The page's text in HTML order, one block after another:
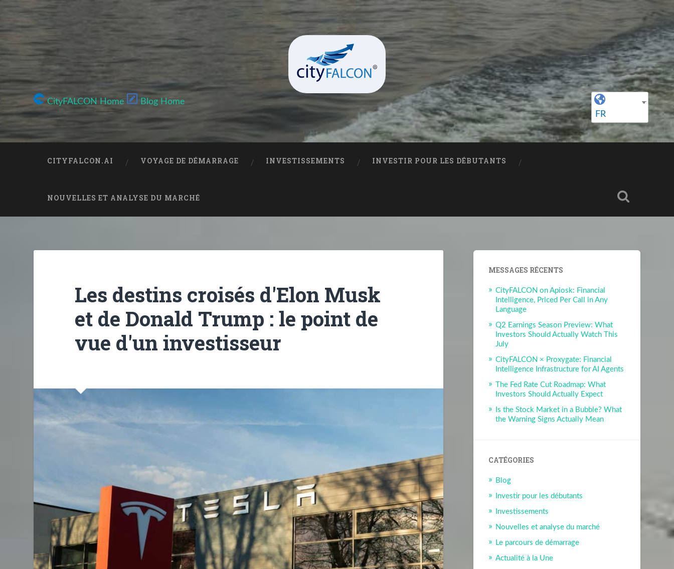
CityFALCON Home
Blog Home
FR
CITYFALCON.AI VOYAGE DE DÉMARRAGE INVESTISSEMENTS INVESTIR POUR LES DÉBUTANTS
NOUVELLES ET ANALYSE DU MARCHÉ
Les destins croisés d'Elon Musk
et de Donald Trump : le point de
vue d'un investisseur
MESSAGES RÉCENTS
CityFALCON on Apiosk: Financial
Intelligence, Priced Per Call in Any
Language
Q2 Earnings Season Preview: What
Investors Should Actually Watch This
July
CityFALCON × Proxygate: Financial
Intelligence Infrastructure for AI Agents
The Fed Rate Cut Roadmap: What
Investors Should Actually Expect
Is the Stock Market in a Bubble? What
the Warning Signs Actually Mean
CATÉGORIES
Blog
Investir pour les débutants
Investissements
Nouvelles et analyse du marché
Le parcours de démarrage
Actualité à la Une